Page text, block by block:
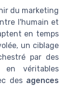
du marketing
l'humain et
en temps
un ciblage
par des
en véritables
des agences